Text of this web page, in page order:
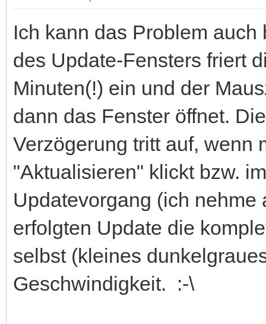
Ich kann das Problem
des Update-Fensters friert
Minuten(!) ein und der
dann das Fenster öffnet.
Verzögerung tritt auf, wenn
"Aktualisieren" klickt bzw.
Updatevorgang (ich
erfolgten Update die
selbst (kleines
Geschwindigkeit. :-\